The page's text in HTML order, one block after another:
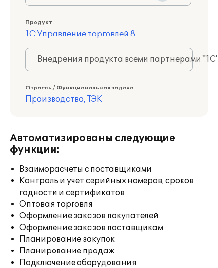
Продукт
1С:Управление торговлей 8
Внедрения продукта всеми партнерами
Отрасль / Функциональная задача
Производство, ТЭК
Автоматизированы следующие
функции:
Взаиморасчеты с поставщиками
Контроль и учет серийных номеров, сроков
годности и сертификатов
Оптовая торговля
Оформление заказов покупателей
Оформление заказов поставщикам
Планирование закупок
Планирование продаж
Подключение оборудования